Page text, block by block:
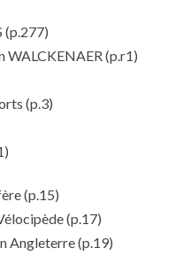
(p.277)
WALCKENAER (p.r1)
(p.3)
(p.15)
(p.17)
Angleterre(p.19)